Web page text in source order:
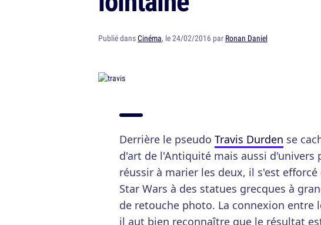
Publié dansCinéma, le 24/02/2016 par Ronan Daniel
Derrière le pseudo Travis Durden se
d'art de l'Antiquité mais aussi d'univers
réussir à marier les deux, il s'est
Star Wars à des statues grecques à
de retouche photo. La connexion entre
il aut bien reconnaître que le résultat